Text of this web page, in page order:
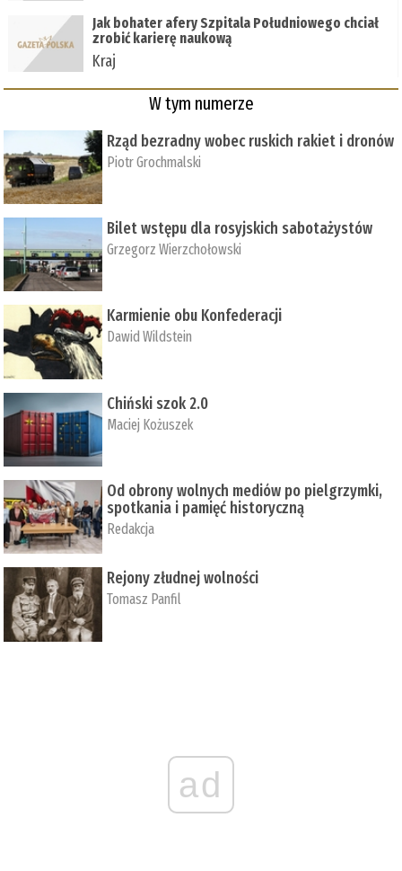
Jak bohater afery Szpitala Południowego chciał
zrobić karierę naukową
Kraj
W tym numerze
Rząd bezradny wobec ruskich rakiet i dronów
Piotr Grochmalski
Bilet wstępu dla rosyjskich sabotażystów
Grzegorz Wierzchołowski
Karmienie obu Konfederacji
Dawid Wildstein
Chiński szok 2.0
Maciej Kożuszek
Od obrony wolnych mediów po pielgrzymki,
spotkania i pamięć historyczną
Redakcja
Rejony złudnej wolności
Tomasz Panfil
ad